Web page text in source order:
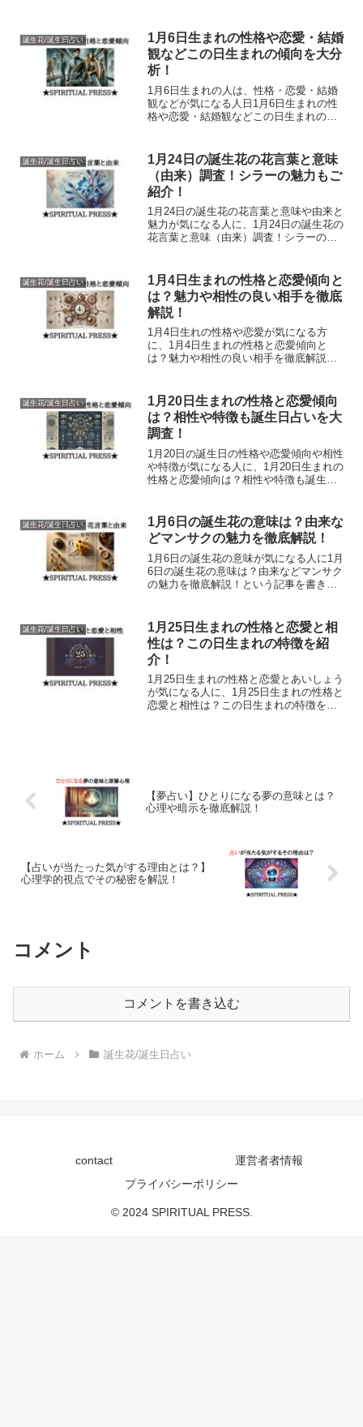
誕生花/誕生日占い
1月6日生まれの性格や恋愛・結婚
観などこの日生まれの傾向を大分
析！
1月6日生まれの人は、性格・恋愛・結婚
観などが気になる人日1月6日生まれの性
格や恋愛・結婚観などこの日生まれの傾
ルな世界をお届けします。ぜひ最後まで
読んでいただけると嬉しいです！
誕生花/誕生日占い
1月24日の誕生花の花言葉と意味
（由来）調査！シラーの魅力もご
紹介！
1月24日の誕生花の花言葉と意味や由来と
魅力が気になる人に、1月24日の誕生花の
花言葉と意味（由来）調査！シラーの魅
スピリチュアルなメッセージがあります
のでぜひ見てくださいね！
誕生花/誕生日占い
1月4日生まれの性格と恋愛傾向と
は？魅力や相性の良い相手を徹底
解説！
1月4日生れの性格や恋愛が気になる方
に、1月4日生まれの性格と恋愛傾向と
は？魅力や相性の良い相手を徹底解説！
とても面白いです。気になるあの子の誕
生日をぜひ見ていってくださいね！
誕生花/誕生日占い
1月20日生まれの性格と恋愛傾向
は？相性や特徴も誕生日占いを大
調査！
1月20日の誕生日の性格や恋愛傾向や相性
や特徴が気になる人に、1月20日生まれの
性格と恋愛傾向は？相性や特徴も誕生日
セージが含まれていますので神のお告げ
を読んでみてくださいね！
誕生花/誕生日占い
1月6日の誕生花の意味は？由来な
どマンサクの魅力を徹底解説！
1月6日の誕生花の意味が気になる人に1月
6日の誕生花の意味は？由来などマンサク
の魅力を徹底解説！という記事を書きま
く掲載し大切な人に送る時にこの記事を
ぜひ思い出してほしいです！
誕生花/誕生日占い
1月25日生まれの性格と恋愛と相
性は？この日生まれの特徴を紹
介！
1月25日生まれの性格と恋愛とあいしょう
が気になる人に、1月25日生まれの性格と
恋愛と相性は？この日生まれの特徴を紹
【夢占い】ひとりになる夢の意味とは？
心理や暗示を徹底解説！
【占いが当たった気がする理由とは？】
心理学的視点でその秘密を解説！
コメント
コメントを書き込む
ホーム 誕生花/誕生日占い
contact
運営者者情報
プライバシーポリシー
© 2024 SPIRITUAL PRESS.